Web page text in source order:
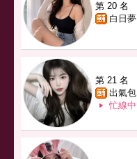
第 20 名
白日夢
第 21 名
出氣包
忙線中